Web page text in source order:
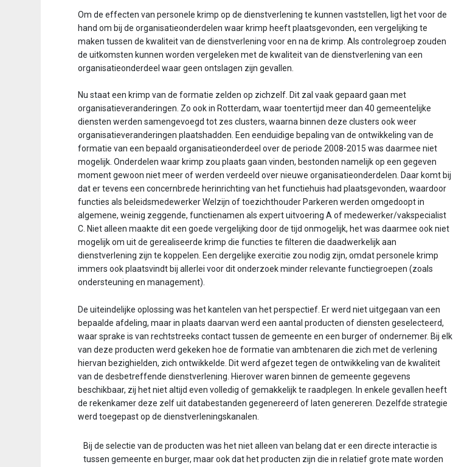
Om de effecten van personele krimp op de dienst­verlening te kunnen vaststellen, ligt het voor de
hand om bij de organisatie­onderdelen waar krimp heeft plaatsgevonden, een vergelijking te
maken tussen de kwaliteit van de dienstverlening voor en na de krimp. Als controlegroep zouden
de uitkomsten kunnen worden vergeleken met de kwaliteit van de dienstverlening van een
organisatieonderdeel waar geen ontslagen zijn gevallen.
Nu staat een krimp van de formatie zelden op zichzelf. Dit zal vaak gepaard gaan met
organisatieveranderingen. Zo ook in Rotterdam, waar toentertijd meer dan 40 gemeentelijke
diensten werden samengevoegd tot zes clusters, waarna binnen deze clusters ook weer
organisatieveranderingen plaatshadden. Een eenduidige bepaling van de ontwikkeling van de
formatie van een bepaald organisatieonderdeel over de periode 2008-2015 was daarmee niet
mogelijk. Onderdelen waar krimp zou plaats gaan vinden, bestonden namelijk op een gegeven
moment gewoon niet meer of werden verdeeld over nieuwe organisatieonderdelen. Daar komt bij
dat er tevens een concernbrede herinrichting van het functiehuis had plaatsgevonden, waardoor
functies als beleidsmedewerker Welzijn of toezichthouder Parkeren werden omgedoopt in
algemene, weinig zeggende, functienamen als expert uitvoering A of medewerker/vakspecialist
C. Niet alleen maakte dit een goede vergelijking door de tijd onmogelijk, het was daarmee ook niet
mogelijk om uit de gerealiseerde krimp die functies te filteren die daadwerkelijk aan
dienstverlening zijn te koppelen. Een dergelijke exercitie zou nodig zijn, omdat personele krimp
immers ook plaatsvindt bij allerlei voor dit onderzoek minder relevante functiegroepen (zoals
ondersteuning en management).
De uiteindelijke oplossing was het kantelen van het perspectief. Er werd niet uitgegaan van een
bepaalde afdeling, maar in plaats daarvan werd een aantal producten of diensten geselecteerd,
waar sprake is van rechtstreeks contact tussen de gemeente en een burger of ondernemer. Bij elk
van deze producten werd gekeken hoe de formatie van ambtenaren die zich met de verlening
hiervan bezighielden, zich ontwikkelde. Dit werd afgezet tegen de ontwikkeling van de kwaliteit
van de desbetreffende dienstverlening. Hierover waren binnen de gemeente gegevens
beschikbaar, zij het niet altijd even volledig of gemakkelijk te raadplegen. In enkele gevallen heeft
de rekenkamer deze zelf uit databestanden gegenereerd of laten genereren. Dezelfde strategie
werd toegepast op de dienst­verleningskanalen.
Bij de selectie van de producten was het niet alleen van belang dat er een directe interactie is
tussen gemeente en burger, maar ook dat het producten zijn die in relatief grote mate worden